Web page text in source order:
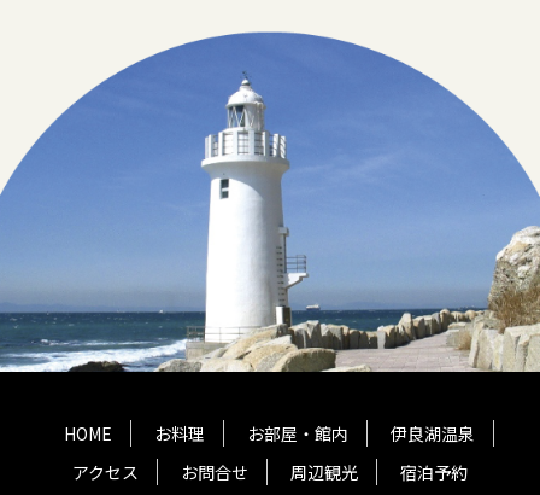
HOME お料理 お部屋・館内
伊良湖温泉
アクセス
お問合せ 周辺観光 宿泊予約